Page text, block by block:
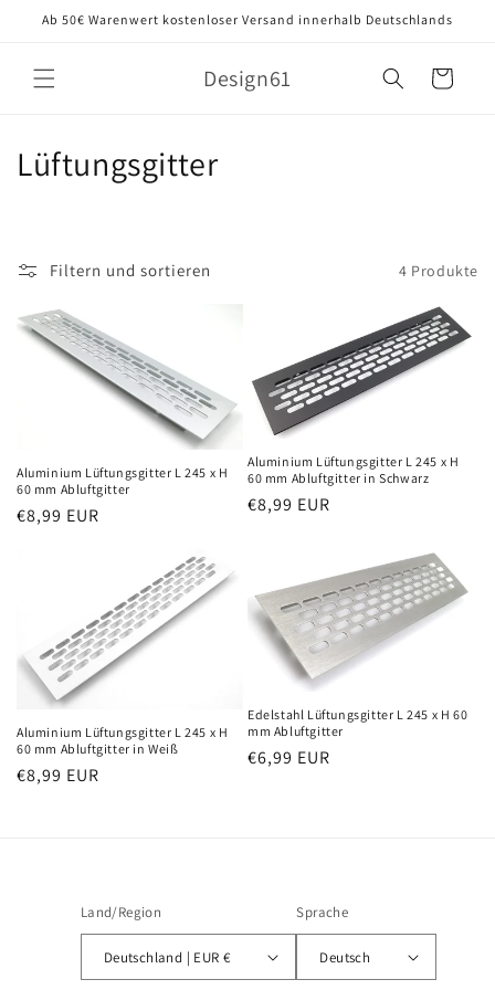
zum
Ab 50€ Warenwert kostenloser Versand innerhalb Deutschlands
Design61 Warenkorb
K
e
g
i
e
Lüftungsgitter
Filtern und sortieren 4 Produkte
Aluminium Lüftungsgitter L 245 x H
60 mm Abluftgitter
Normaler
€8,99 EUR
Aluminium Lüftungsgitter L 245 x H
60 mm Abluftgitter in Schwarz
Normaler
€8,99 EUR
Aluminium Lüftungsgitter L 245 x H
60 mm Abluftgitter in Weiß
Normaler
€8,99 EUR
Edelstahl Lüftungsgitter L 245 x H 60
mm Abluftgitter
Normaler
€6,99 EUR
Land/Region
Deutschland | EUR €
Sprache
Deutsch